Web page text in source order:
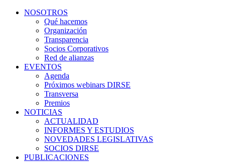
NOSOTROS
Qué hacemos
Organización
Transparencia
Socios Corporativos
Red de alianzas
EVENTOS
Agenda
Próximos webinars DIRSE
Transversa
Premios
NOTICIAS
ACTUALIDAD
INFORMES Y ESTUDIOS
NOVEDADES LEGISLATIVAS
SOCIOS DIRSE
PUBLICACIONES